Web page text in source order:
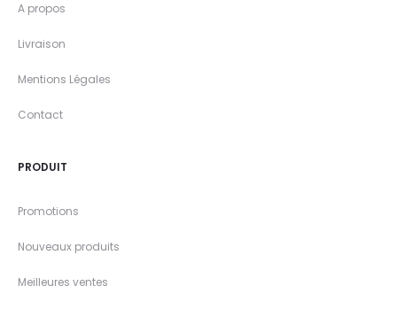
A propos
Livraison
Mentions Légales
Contact
PRODUIT
Promotions
Nouveaux produits
Meilleures ventes